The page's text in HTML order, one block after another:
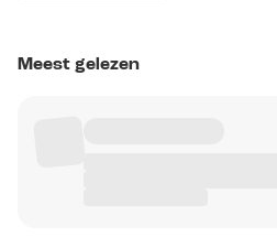
Meest gelezen